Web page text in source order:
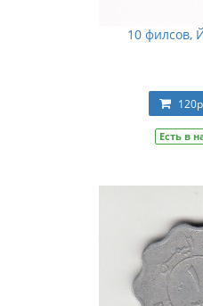
10 филсов,
Есть в